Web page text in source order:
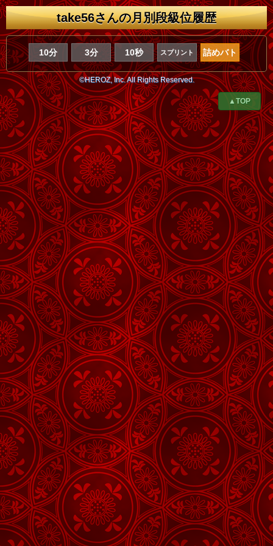
take56さんの月別段級位履歴
10分 3分 10秒 スプリント 詰めバト
©HEROZ, Inc. All Rights Reserved.
▲TOP